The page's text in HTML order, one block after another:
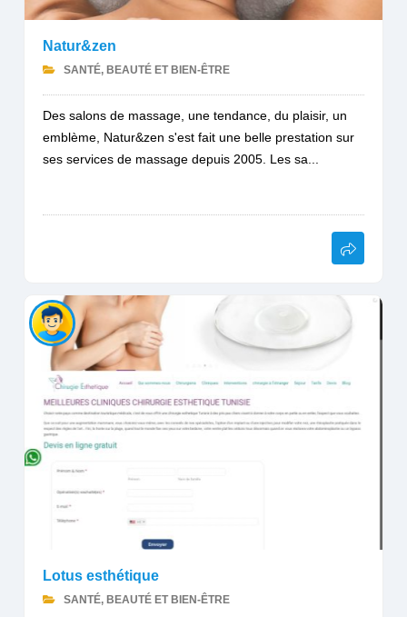
Natur&zen
SANTÉ, BEAUTÉ ET BIEN-ÊTRE
Des salons de massage, une tendance, du plaisir, un
emblème, Natur&zen s'est fait une belle prestation sur
ses services de massage depuis 2005. Les sa...
Lotus esthétique
SANTÉ, BEAUTÉ ET BIEN-ÊTRE